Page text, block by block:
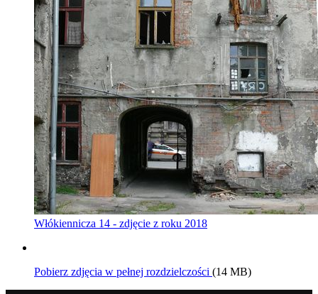
Włókiennicza 14 - zdjęcie z roku 2018
Pobierz zdjęcia w pełnej rozdzielczości (14 MB)